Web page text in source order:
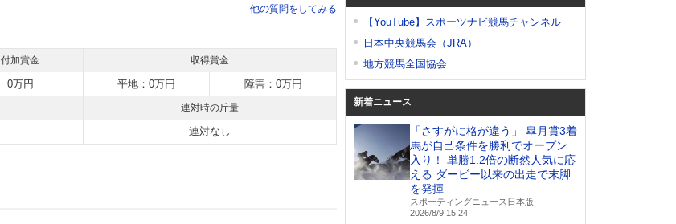
他の質問をしてみる
付加賞金 収得賞金
0万円 平地：0万円 障害：0万円
連対時の斤量
連対なし
【YouTube】スポーツナビ競馬チャンネル
日本中央競馬会（JRA）
地方競馬全国協会
新着ニュース
「さすがに格が違う」 皐月賞3着
馬が自己条件を勝利でオープン
入り！ 単勝1.2倍の断然人気に応
える ダービー以来の出走で末脚
を発揮
スポーティングニュース日本版
2026/8/9 15:24